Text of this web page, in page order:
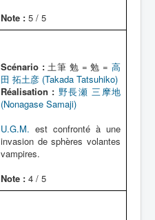
Note : 5 / 5
Scénario :土筆 勉 = 勉 =高
田 拓土彦 (Takada Tatsuhiko)
Réalisation : 野長瀬 三摩地
(Nonagase Samaji)
U.G.M. est confronté à une
invasion de sphères volantes
vampires.
Note : 4 / 5